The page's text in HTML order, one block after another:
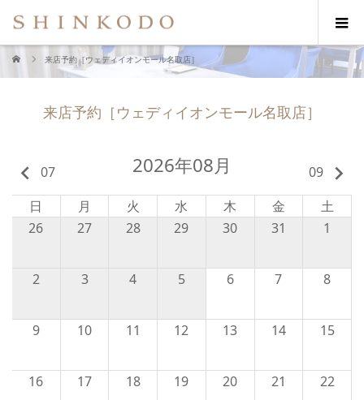
来店予約［ウェディイオンモール名取店］
来店予約［ウェディイオンモール名取店］
keyboard_arrow_left 07 2026年08月 09 keyboard_arrow_right
日 月 火 水 木 金
土
26
27 28 29 30 31 1
2 3 4 5 6 7 8
9 10 11 12 13 14 15
16 17 18 19 20 21 22